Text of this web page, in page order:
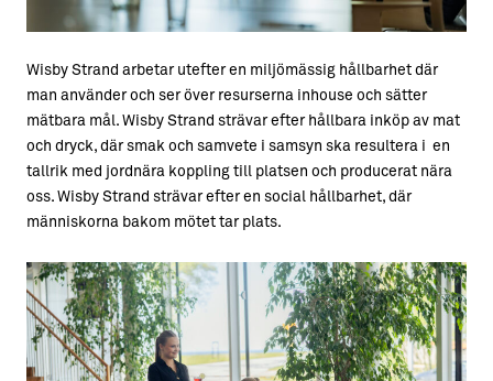
Wisby Strand arbetar utefter en miljömässig hållbarhet där
man använder och ser över resurserna inhouse och sätter
mätbara mål. Wisby Strand strävar efter hållbara inköp av mat
och dryck, där smak och samvete i samsyn ska resultera i en
tallrik med jordnära koppling till platsen och producerat nära
oss. Wisby Strand strävar efter en social hållbarhet, där
människorna bakom mötet tar plats.